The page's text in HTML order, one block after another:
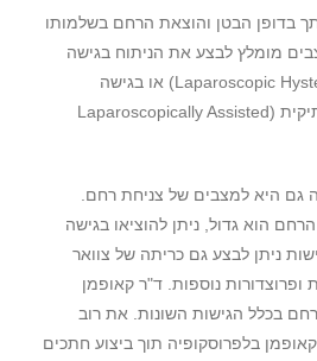
בדופן הבטן והוצאת הרחם בשלמותו
מומלץ לבצע את הניתוח בגישה
לפרוסקופית (Laparoscopic Hystererectomy) או בגישה
משולבת לפרוסקופית ונרתיקית (Laparoscopically Assisted
היא למצבים של צניחת רחם.
הוא גדול, ניתן להוציאו בגישה
ניתן לבצע גם כריתה של צוואר
נוספות. ד"ר קאופמן
בכלל הגישות השונות. את רוב
בלפרוסקופיה תוך ביצוע חתכים